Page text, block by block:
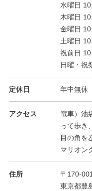
水曜日
木曜日
金曜日
土曜日
祝前日
日曜・祝
定休日 年中無休
アクセス
電車）池
って歩き
目の角を
マリオン
住所
〒170-
東京都豊